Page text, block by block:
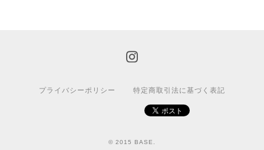
プライバシーポリシー 特定商取引法に基づく表記
© 2015 BASE.